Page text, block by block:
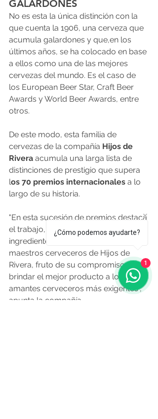
GALARDONES
No es esta la única distinción con la
que cuenta la 1906, una cerveza que
acumula galardones y que,en los
últimos años, se ha colocado en base
a ellos como una de las mejores
cervezas del mundo. Es el caso de
los European Beer Star, Craft Beer
Awards y World Beer Awards, entre
otros.
De este modo, esta familia de
cervezas de la compañía Hijos de
Rivera acumula una larga lista de
distinciones de prestigio que supera
los 70 premios internacionales a lo
largo de su historia.
"En esta sucesión de premios destaca
el trabajo, la cuidada selección de
ingredientes y el saber hacer de los
maestros cerveceros de Hijos de
Rivera, fruto de su compromiso por
brindar el mejor producto a los
amantes cerveceros más exigentes",
apunta la compañía.
¿Cómo podemos ayudarte?
1